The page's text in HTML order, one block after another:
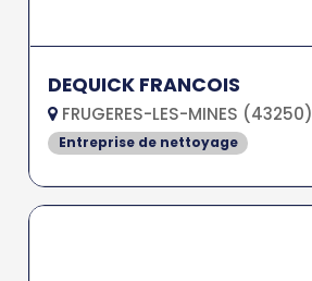
DEQUICK FRANCOIS
FRUGERES-LES-MINES (43250)
Entreprise de nettoyage